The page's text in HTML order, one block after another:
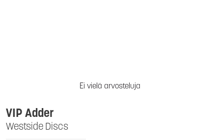
Ei vielä arvosteluja
Westside Discs
VIP Adder